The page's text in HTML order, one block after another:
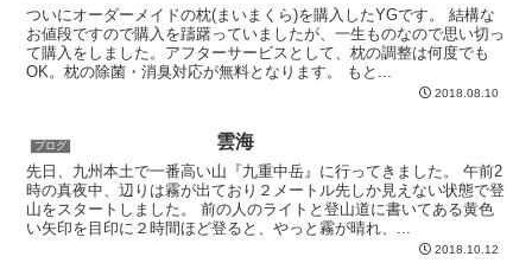
ついにオーダーメイドの枕(まいまくら)を購入したYGです。 結構な
お値段ですので購入を躊躇っていましたが、一生ものなので思い切っ
て購入をしました。アフターサービスとして、枕の調整は何度でも
OK。枕の除菌・消臭対応が無料となります。 もと...
2018.08.10
ブログ 雲海
先日、九州本土で一番高い山『九重中岳』に行ってきました。 午前2
時の真夜中、辺りは霧が出ており２メートル先しか見えない状態で登
山をスタートしました。 前の人のライトと登山道に書いてある黄色
い矢印を目印に２時間ほど登ると、やっと霧が晴れ、...
2018.10.12